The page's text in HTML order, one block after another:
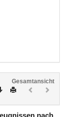
Gesamtansicht
Download
DruckenVorheriges
(inaktiv)(inaktiv)